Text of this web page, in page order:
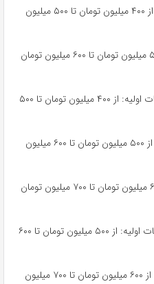
• کانکس ویلایی ۶۰ متری نیمه لوکس: از ۴۰۰ میلیون تومان تا ۵۰۰ میلیون
• کانکس ویلایی ۸۰ متری ساده با امکانات اولیه: از ۴۰۰ میلیون تومان تا ۵۰۰
• کانکس ویلایی ۸۰ متری نیمه لوکس: از ۵۰۰ میلیون تومان تا ۶۰۰ میلیون
• کانکس ویلایی ۱۰۰ متری ساده با امکانات اولیه: از ۵۰۰ میلیون تومان تا ۶۰۰
• کانکس ویلایی ۱۰۰ متری نیمه لوکس: از ۶۰۰ میلیون تومان تا ۷۰۰ میلیون